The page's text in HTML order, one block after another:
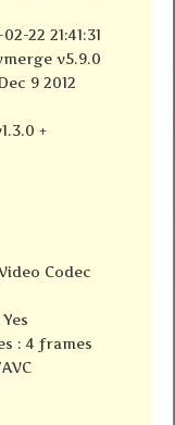
22 21:41:31
v5.9.0
9 2012
+
Codec
: 4 frames